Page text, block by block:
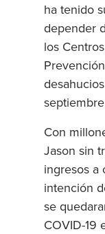
ha tenido
depender
los
Con
Jason sin
ingresos a
intención
se
COVID-19